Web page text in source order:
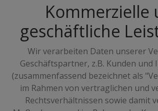
Kommerzielle
geschäftliche
Wir verarbeiten Daten unserer
Geschäftspartner, z.B. Kunden und
(zusammenfassend bezeichnet als
im Rahmen von vertraglichen und
Rechtsverhältnissen sowie damit